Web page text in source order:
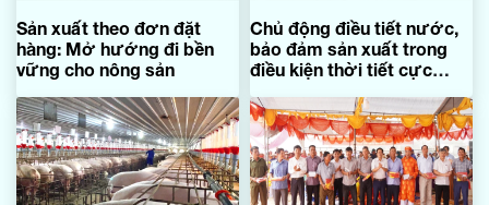
Sản xuất theo đơn đặt
hàng: Mở hướng đi bền
vững cho nông sản
Chủ động điều tiết nước,
bảo đảm sản xuất trong
điều kiện thời tiết cực